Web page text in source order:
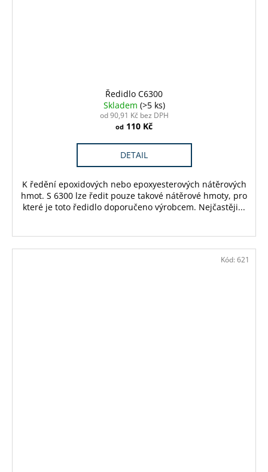
Ředidlo C6300
Skladem (>5 ks)
od 90,91 Kč bez DPH
od 110 Kč
DETAIL
K ředění epoxidových nebo epoxyesterových nátěrových
hmot. S 6300 lze ředit pouze takové nátěrové hmoty, pro
které je toto ředidlo doporučeno výrobcem. Nejčastěji...
Kód: 621